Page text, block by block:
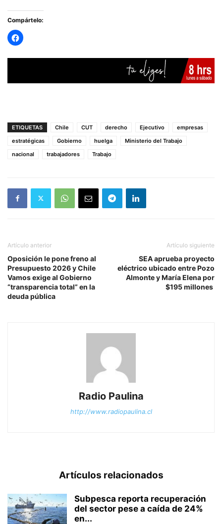
Compártelo:
ETIQUETAS Chile CUT derecho Ejecutivo
empresas
estratégicas
Gobierno huelga
Ministerio del Trabajo
nacional
trabajadores Trabajo
Artículo anterior
Oposición le pone freno al
Presupuesto 2026 y Chile
Vamos exige al Gobierno
“transparencia total” en la
deuda pública
Artículo siguiente
SEA aprueba proyecto
eléctrico ubicado entre Pozo
Almonte y María Elena por
$195 millones
Radio Paulina
http://www.radiopaulina.cl
Artículos relacionados
Subpesca reporta recuperación
del sector pese a caída de 24%
en...